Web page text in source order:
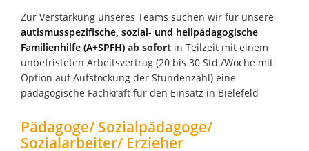
Zur Verstärkung unseres Teams suchen wir für unsere
autismusspezifische, sozial- und heilpädagogische
Familienhilfe (A+SPFH) ab sofort in Teilzeit mit einem
unbefristeten Arbeitsvertrag (20 bis 30 Std./Woche mit
Option auf Aufstockung der Stundenzahl) eine
pädagogische Fachkraft für den Einsatz in Bielefeld
Pädagoge/ Sozialpädagoge/
Sozialarbeiter/ Erzieher